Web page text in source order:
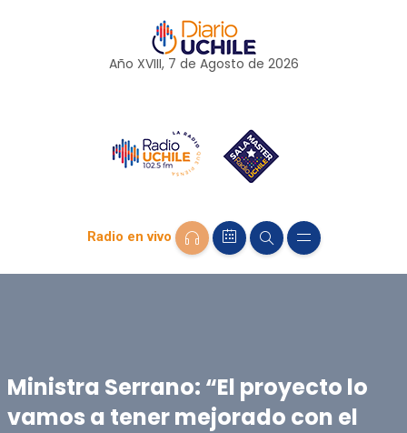
Año XVIII, 7 de Agosto de 2026
Radio en vivo
Ministra Serrano: “El proyecto lo
vamos a tener mejorado con el